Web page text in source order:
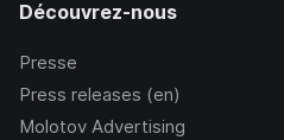
Découvrez-nous
Presse
Press releases (en)
Molotov Advertising